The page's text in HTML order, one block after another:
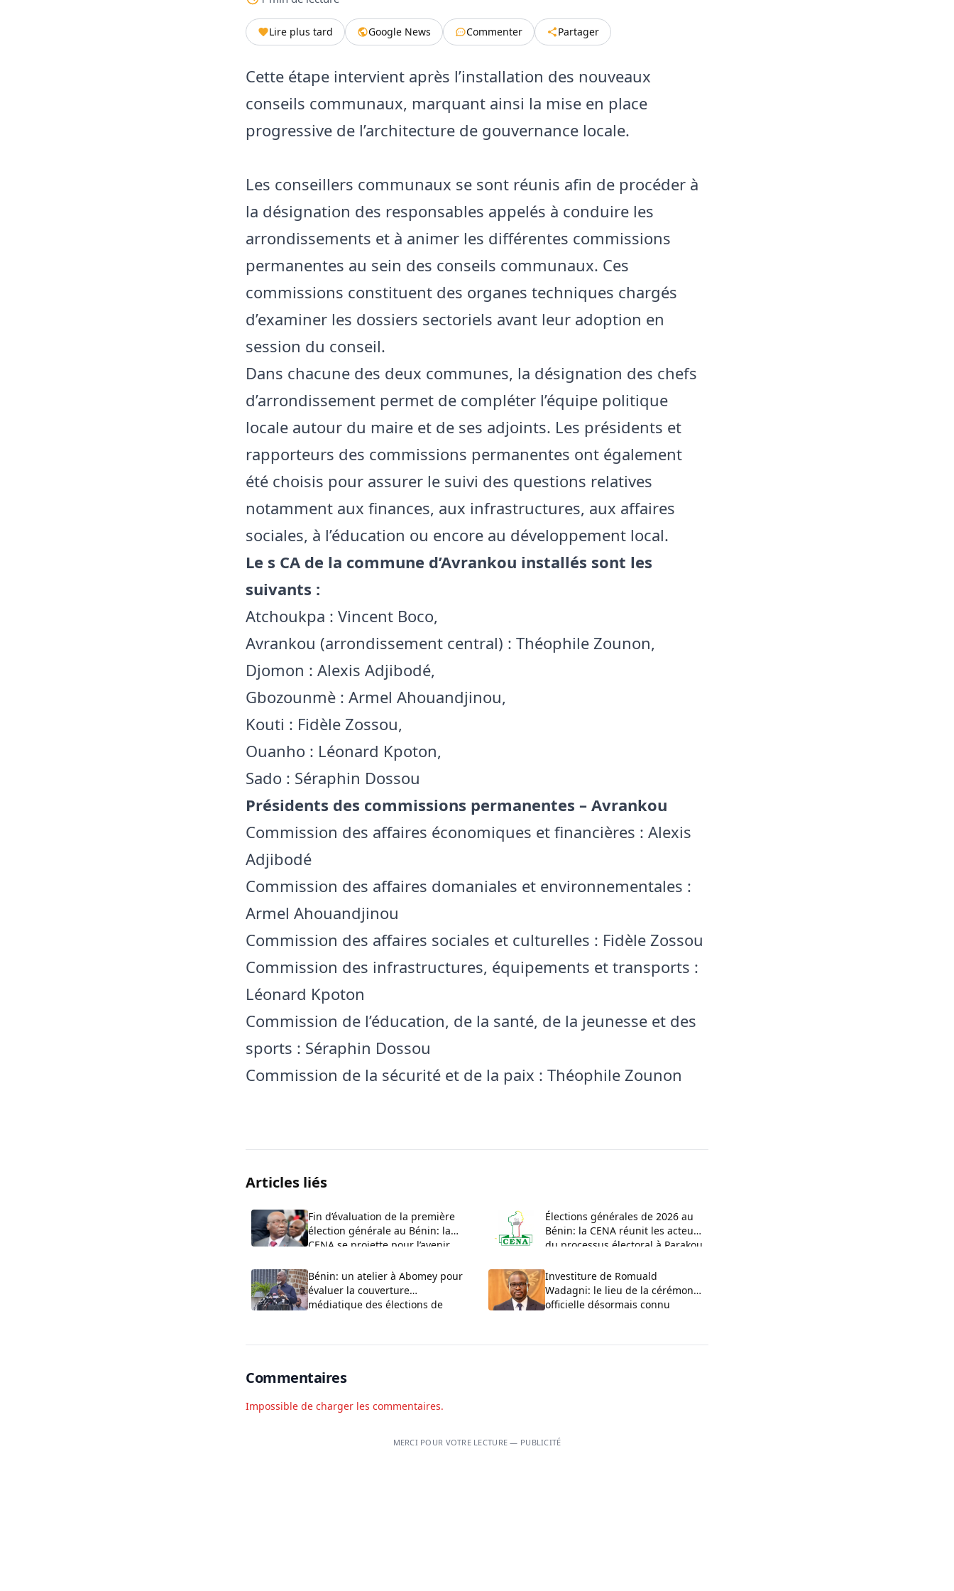
Lire plus tard Google News Commenter Partager
Cette étape intervient après l’installation des nouveaux
conseils communaux, marquant ainsi la mise en place
progressive de l’architecture de gouvernance locale.
Les conseillers communaux se sont réunis afin de procéder à
la désignation des responsables appelés à conduire les
arrondissements et à animer les différentes commissions
permanentes au sein des conseils communaux. Ces
commissions constituent des organes techniques chargés
d’examiner les dossiers sectoriels avant leur adoption en
session du conseil.
Dans chacune des deux communes, la désignation des chefs
d’arrondissement permet de compléter l’équipe politique
locale autour du maire et de ses adjoints. Les présidents et
rapporteurs des commissions permanentes ont également
été choisis pour assurer le suivi des questions relatives
notamment aux finances, aux infrastructures, aux affaires
sociales, à l’éducation ou encore au développement local.
Le s CA de la commune d’Avrankou installés sont les
suivants :
Atchoukpa : Vincent Boco,
Avrankou (arrondissement central) : Théophile Zounon,
Djomon : Alexis Adjibodé,
Gbozounmè : Armel Ahouandjinou,
Kouti : Fidèle Zossou,
Ouanho : Léonard Kpoton,
Sado : Séraphin Dossou
Présidents des commissions permanentes – Avrankou
Commission des affaires économiques et financières : Alexis
Adjibodé
Commission des affaires domaniales et environnementales :
Armel Ahouandjinou
Commission des affaires sociales et culturelles : Fidèle Zossou
Commission des infrastructures, équipements et transports :
Léonard Kpoton
Commission de l’éducation, de la santé, de la jeunesse et des
sports : Séraphin Dossou
Commission de la sécurité et de la paix : Théophile Zounon
Articles liés
Fin d’évaluation de la première
élection générale au Bénin: la
CENA se projette pour l’avenir
Élections générales de 2026 au
Bénin: la CENA réunit les acteurs
du processus électoral à Parakou
d’évaluation
Bénin: un atelier à Abomey pour
évaluer la couverture
médiatique des élections de
Investiture de Romuald
Wadagni: le lieu de la cérémonie
officielle désormais connu
Commentaires
Impossible de charger les commentaires.
MERCI POUR VOTRE LECTURE — PUBLICITÉ